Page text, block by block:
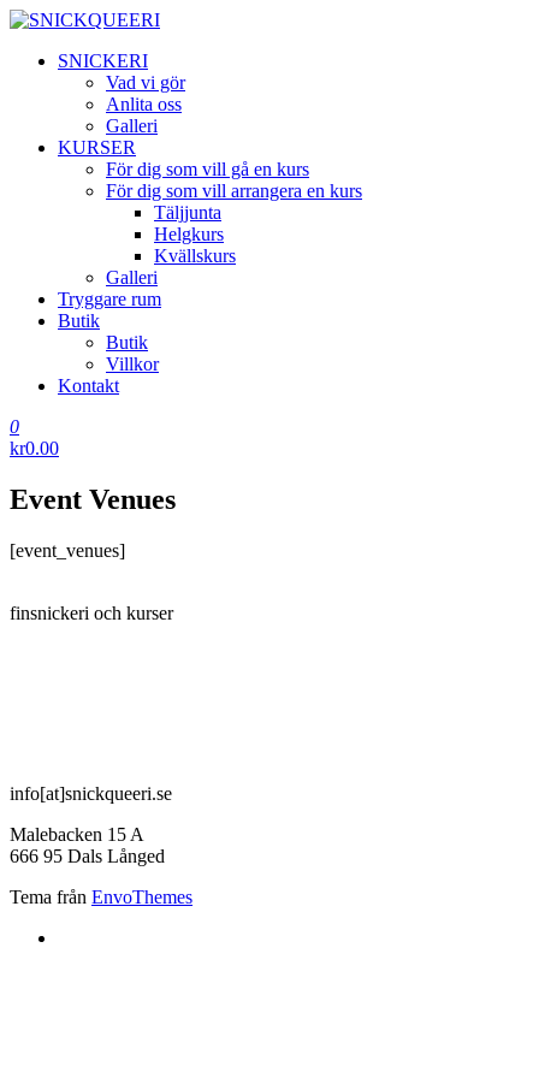
Hoppa
innehåll
SNICKQUEERI
SNICKERI
Vad vi gör
Anlita oss
Galleri
KURSER
För dig som vill gå en kurs
För dig som vill arrangera en kurs
Täljjunta
Helgkurs
Kvällskurs
Galleri
Tryggare rum
Butik
Butik
Villkor
Kontakt
0
kr0.00
Event Venues
[event_venues]
finsnickeri och kurser
info[at]snickqueeri.se
Malebacken 15 A
666 95 Dals Långed
Tema från EnvoThemes